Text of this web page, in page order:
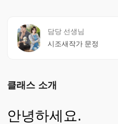
담당 선생님
시조새작가 문정
클래스 소개
안녕하세요.